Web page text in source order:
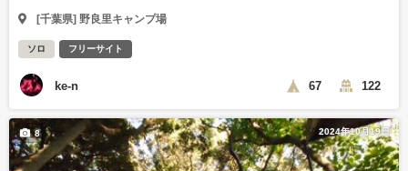
[千葉県] 野良里キャンプ場
ソロ フリーサイト
ke-n 67 122
2024年10月19日
8